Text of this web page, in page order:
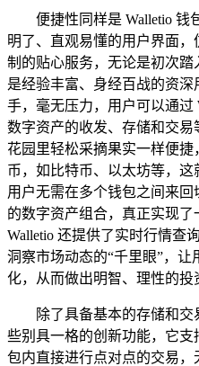
便捷性同样是 Walletio
明了、直观易懂的用户界面
制的贴心服务，无论是初次
是经验丰富、身经百战的资
手，毫无压力，用户可以通过
数字资产的收发、存储和交
花园里轻松采摘果实一样便
币，如比特币、以太坊等，这
用户无需在多个钱包之间来
的数字资产组合，真正实现了
Walletio 还提供了实时行情查
洞察市场动态的“千里眼”，
化，从而做出明智、理性的投
除了具备基本的存储和交
些别具一格的创新功能，它
包内直接进行点对点的交易